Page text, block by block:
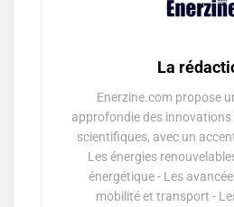
La
Enerzine.com propose
approfondie des
scientifiques, avec un
Les énergies
énergétique - Les
mobilité et transport -